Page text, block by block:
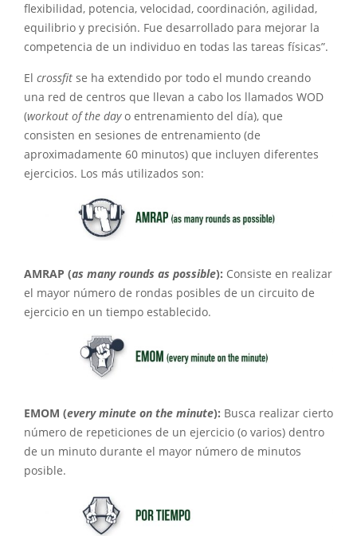
flexibilidad, potencia, velocidad, coordinación, agilidad,
equilibrio y precisión. Fue desarrollado para mejorar la
competencia de un individuo en todas las tareas físicas”.
El crossfit se ha extendido por todo el mundo creando
una red de centros que llevan a cabo los llamados WOD
(workout of the dayo entrenamiento del día), que
consisten en sesiones de entrenamiento (de
aproximadamente 60 minutos) que incluyen diferentes
ejercicios. Los más utilizados son:
AMRAP (as many rounds as possible): Consiste en realizar
el mayor número de rondas posibles de un circuito de
ejercicio en un tiempo establecido.
EMOM (every minute on the minute): Busca realizar cierto
número de repeticiones de un ejercicio (o varios) dentro
de un minuto durante el mayor número de minutos
posible.